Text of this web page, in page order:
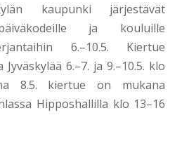
kaupunki järjestävät
ja kouluille
6.–10.5. Kiertue
6.–7. ja 9.–10.5. klo
8.5. kiertue on mukana
Hipposhallilla klo 13–16